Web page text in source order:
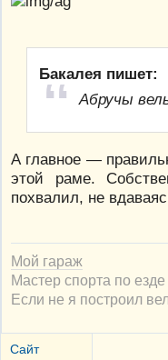
Бакалея пишет:
Абручы
А главное —
этой раме.
похвалил, не
Мой гараж
Мастер спорта по
Если не я построил
Сайт